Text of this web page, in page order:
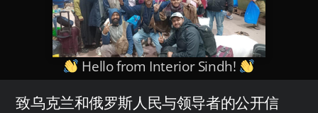
Hello from Interior Sindh!
致乌克兰和俄罗斯人民与领导者的公开信